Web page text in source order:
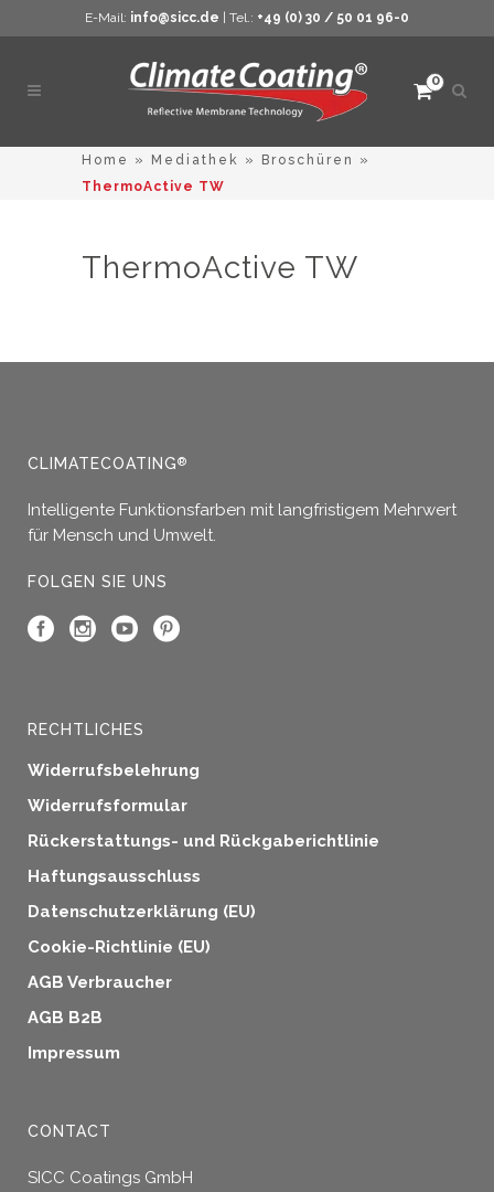
E-Mail: info@sicc.de | Tel.: +49 (0) 30 / 50 01 96-0
0
Home » Mediathek » Broschüren
»
ThermoActive TW
ThermoActive TW
CLIMATECOATING®
Intelligente Funktionsfarben mit langfristigem Mehrwert
für Mensch und Umwelt.
FOLGEN SIE UNS
RECHTLICHES
Widerrufsbelehrung
Widerrufsformular
Rückerstattungs- und Rückgaberichtlinie
Haftungsausschluss
Datenschutzerklärung (EU)
Cookie-Richtlinie (EU)
AGB Verbraucher
AGB B2B
Impressum
CONTACT
SICC Coatings GmbH